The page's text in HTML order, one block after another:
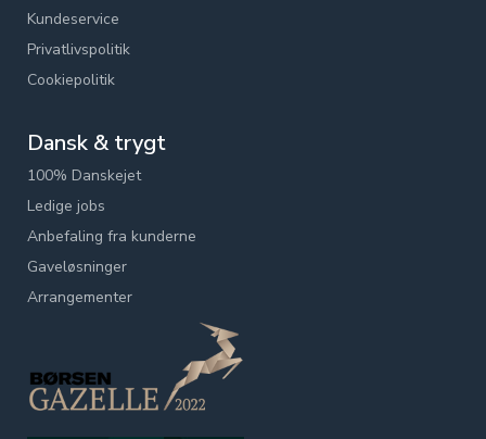
Kundeservice
Privatlivspolitik
Cookiepolitik
Dansk & trygt
100% Danskejet
Ledige jobs
Anbefaling fra kunderne
Gaveløsninger
Arrangementer